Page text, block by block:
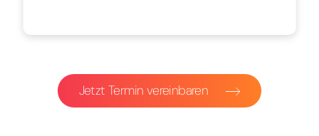
Jetzt Termin vereinbaren